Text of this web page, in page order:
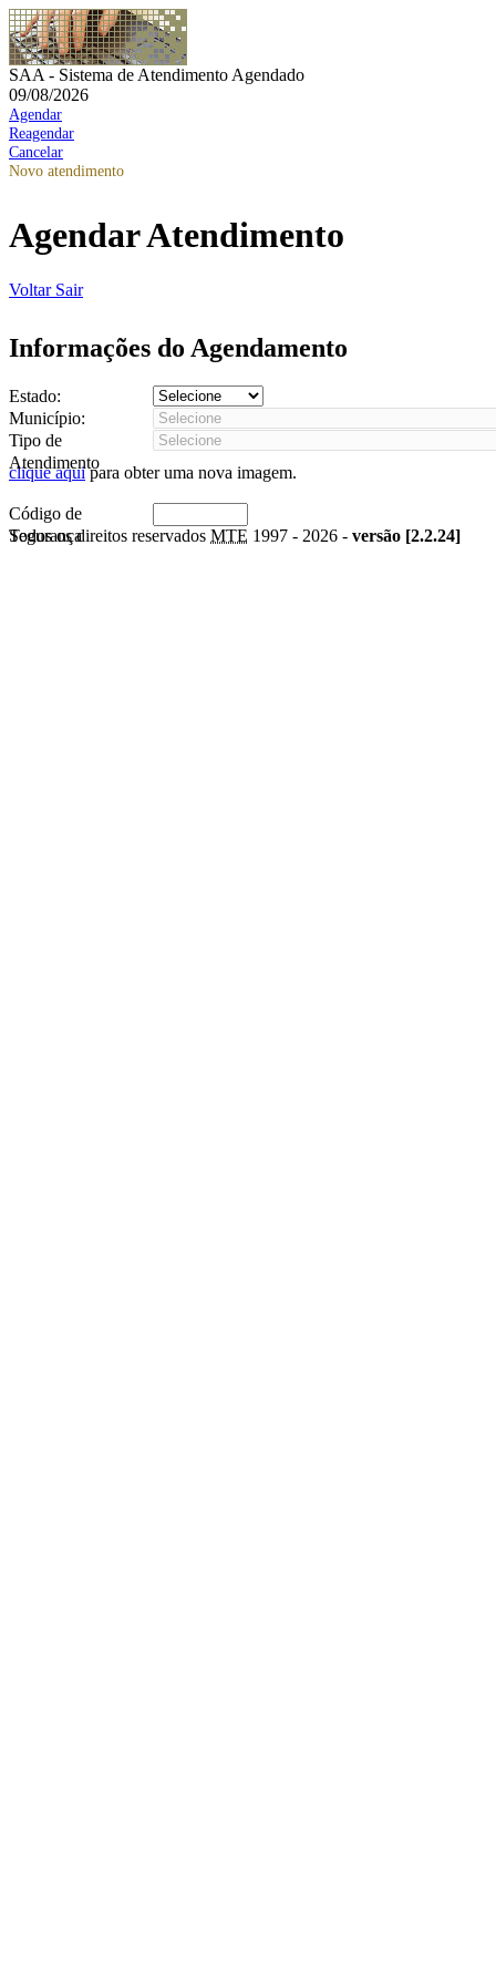
SAA - Sistema de Atendimento Agendado
09/08/2026
Agendar
Reagendar
Cancelar
Novo atendimento
Agendar Atendimento
Voltar Sair
Informações do Agendamento
Estado:
Município:
Tipo de
Atendimento
clique aquipara obter uma nova imagem.
Código de
Segurança
Todos os direitos reservados MTE 1997 - 2026 - versão [2.2.24]